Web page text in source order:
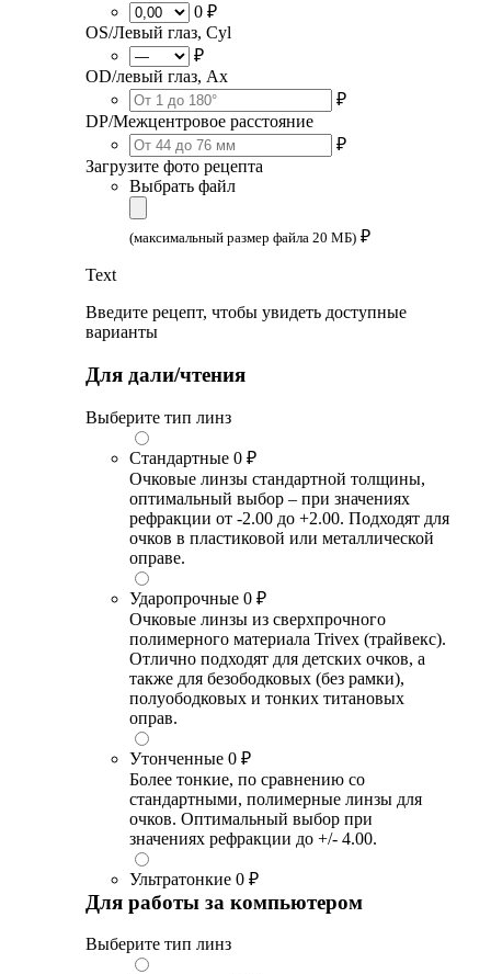
0 ₽
OS/Левый глаз, Cyl
₽
OD/левый глаз, Ax
₽
DP/Межцентровое расстояние
₽
Загрузите фото рецепта
Выбрать файл
(максимальный размер файла 20 МБ) ₽
Text
Введите рецепт, чтобы увидеть доступные
варианты
Для дали/чтения
Выберите тип линз
Стандартные 0 ₽
Очковые линзы стандартной толщины,
оптимальный выбор – при значениях
рефракции от -2.00 до +2.00. Подходят для
очков в пластиковой или металлической
оправе.
Ударопрочные 0 ₽
Очковые линзы из сверхпрочного
полимерного материала Trivex (трайвекс).
Отлично подходят для детских очков, а
также для безободковых (без рамки),
полуободковых и тонких титановых
оправ.
Утонченные 0 ₽
Более тонкие, по сравнению со
стандартными, полимерные линзы для
очков. Оптимальный выбор при
значениях рефракции до +/- 4.00.
Ультратонкие 0 ₽
Для работы за компьютером
Выберите тип линз